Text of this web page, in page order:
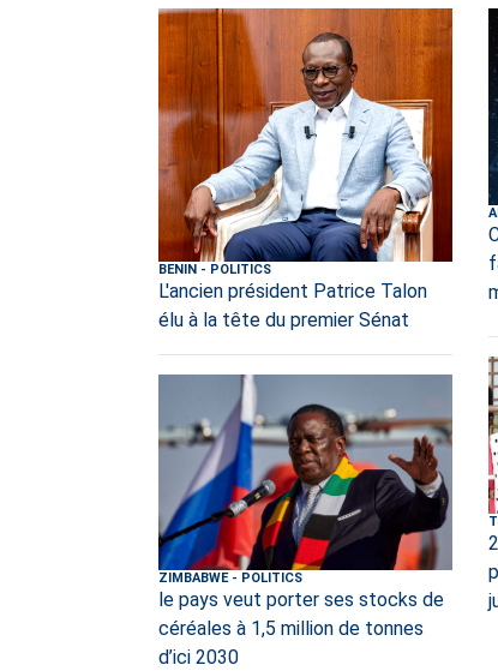
BENIN - POLITICS
L'ancien président Patrice Talon
élu à la tête du premier Sénat
ZIMBABWE- POLITICS
le pays veut porter ses stocks de
céréales à 1,5 million de tonnes
d’ici 2030